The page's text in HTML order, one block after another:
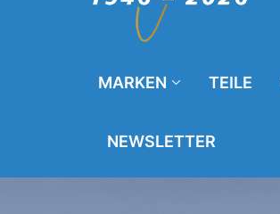
MARKEN TEILE
NEWSLETTER